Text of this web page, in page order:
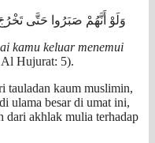
وَلَوْ أَنَّهُمْ صَبَرُوا حَتَّى
kamu keluar menemui
Hujurat: 5).
tauladan kaum muslimin,
ulama besar di umat ini,
dari akhlak mulia terhadap